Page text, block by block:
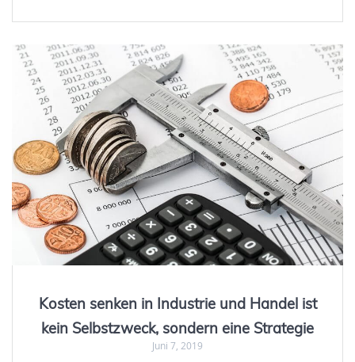
Kosten senken in Industrie und Handel ist
kein Selbstzweck, sondern eine Strategie
Juni 7, 2019